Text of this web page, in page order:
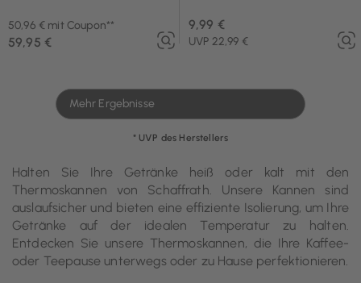
50,96 € mit Coupon**
59,95 €
9,99 €
UVP 22,99 €
Mehr Ergebnisse
* UVP des Herstellers
Halten Sie Ihre Getränke heiß oder kalt mit den
Thermoskannen von Schaffrath. Unsere Kannen sind
auslaufsicher und bieten eine effiziente Isolierung, um Ihre
Getränke auf der idealen Temperatur zu halten.
Entdecken Sie unsere Thermoskannen, die Ihre Kaffee-
oder Teepause unterwegs oder zu Hause perfektionieren.